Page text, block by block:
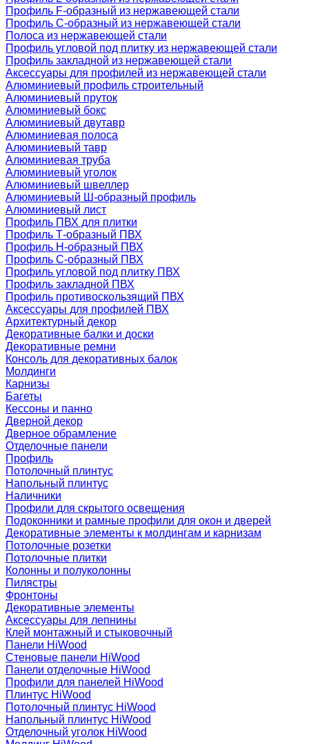
Профиль F-образный из нержавеющей стали
Профиль C-образный из нержавеющей стали
Полоса из нержавеющей стали
Профиль угловой под плитку из нержавеющей стали
Профиль закладной из нержавеющей стали
Аксессуары для профилей из нержавеющей стали
Алюминиевый профиль строительный
Алюминиевый пруток
Алюминиевый бокс
Алюминиевый двутавр
Алюминиевая полоса
Алюминиевый тавр
Алюминиевая труба
Алюминиевый уголок
Алюминиевый швеллер
Алюминиевый Ш-образный профиль
Алюминиевый лист
Профиль ПВХ для плитки
Профиль Т-образный ПВХ
Профиль H-образный ПВХ
Профиль C-образный ПВХ
Профиль угловой под плитку ПВХ
Профиль закладной ПВХ
Профиль противоскользящий ПВХ
Аксессуары для профилей ПВХ
Архитектурный декор
Декоративные балки и доски
Декоративные ремни
Консоль для декоративных балок
Молдинги
Карнизы
Багеты
Кессоны и панно
Дверной декор
Дверное обрамление
Отделочные панели
Профиль
Потолочный плинтус
Напольный плинтус
Наличники
Профили для скрытого освещения
Подоконники и рамные профили для окон и дверей
Декоративные элементы к молдингам и карнизам
Потолочные розетки
Потолочные плитки
Колонны и полуколонны
Пилястры
Фронтоны
Декоративные элементы
Аксессуары для лепнины
Клей монтажный и стыковочный
Панели HiWood
Стеновые панели HiWood
Панели отделочные HiWood
Профили для панелей HiWood
Плинтус HiWood
Потолочный плинтус HiWood
Напольный плинтус HiWood
Отделочный уголок HiWood